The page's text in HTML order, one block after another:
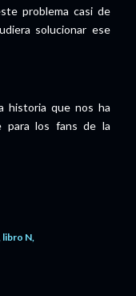
problema casi de
solucionar ese
historia que nos ha
para los fans de la
libro N